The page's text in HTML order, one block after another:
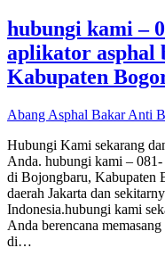
hubungi kami –
aplikator asphal
Kabupaten
Abang Asphal Bakar Anti
Hubungi Kami sekarang
Anda. hubungi kami –
di Bojongbaru, Kabupaten
daerah Jakarta dan
Indonesia.hubungi kami
Anda berencana
di…